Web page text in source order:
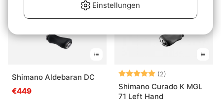
Shimano Aldebaran DC
€449
Bewertung:(2)
Shimano Curado K MGL
71 Left Hand
Einstellungen